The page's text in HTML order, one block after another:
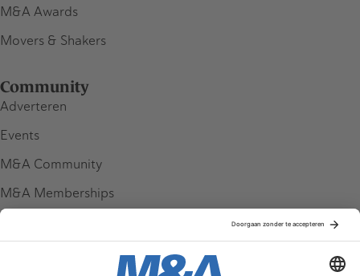
M&A Awards
Movers & Shakers
Community
Adverteren
Events
M&A Community
M&A Memberships